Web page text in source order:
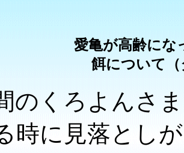
愛亀が高齢にな
餌について
のくろよんさ
時に見落とし